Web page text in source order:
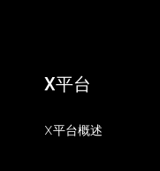
X平台
X平台概述